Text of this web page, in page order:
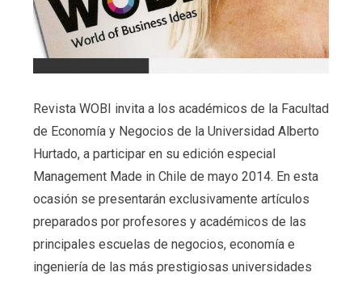
Revista WOBI invita a los académicos de la Facultad
de Economía y Negocios de la Universidad Alberto
Hurtado, a participar en su edición especial
Management Made in Chile de mayo 2014. En esta
ocasión se presentarán exclusivamente artículos
preparados por profesores y académicos de las
principales escuelas de negocios, economía e
ingeniería de las más prestigiosas universidades